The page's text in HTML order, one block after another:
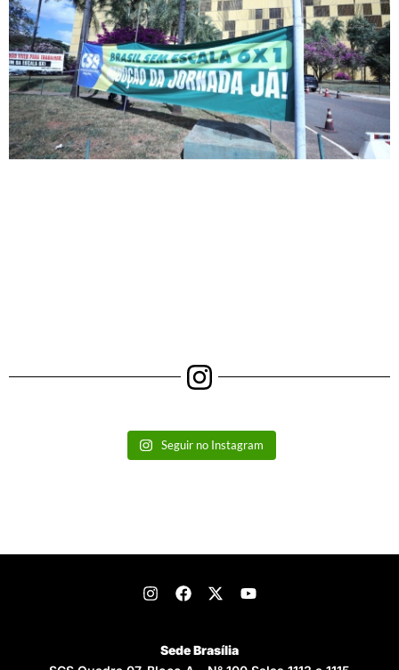
Seguir no Instagram
Sede Brasília